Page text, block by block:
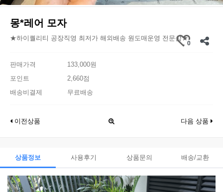
몽*레어 모자
★하이퀄리티 공장직영 최저가 해외배송 원도매운영 전문샵★
0
판매가격
133,000원
포인트
2,660점
배송비결제
무료배송
이전상품 다음 상품
상품정보 사용후기 상품문의 배송/교환